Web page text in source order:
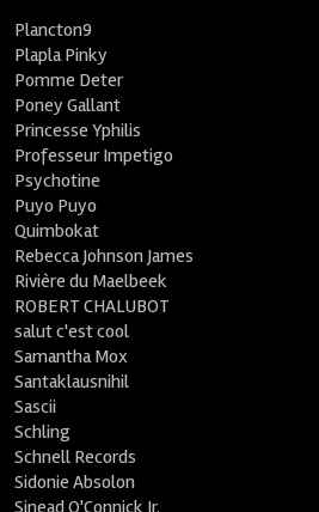
Plancton9
Plapla Pinky
Pomme Deter
Poney Gallant
Princesse Yphilis
Professeur Impetigo
Psychotine
Puyo Puyo
Quimbokat
Rebecca Johnson James
Rivière du Maelbeek
ROBERT CHALUBOT
salut c'est cool
Samantha Mox
Santaklausnihil
Sascii
Schling
Schnell Records
Sidonie Absolon
Sinead O'Connick Jr.